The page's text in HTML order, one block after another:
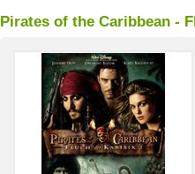
Pirates of the Caribbean -